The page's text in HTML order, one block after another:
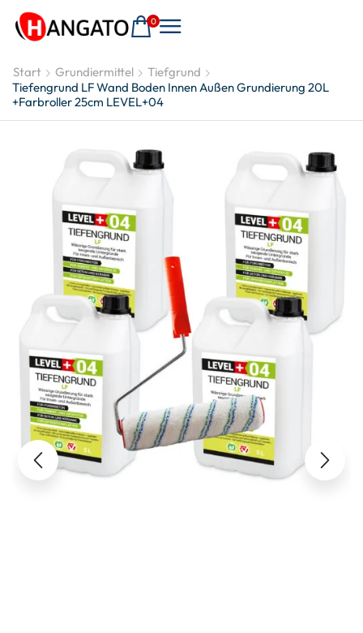
0
Start Grundiermittel
Tiefgrund
Tiefengrund LF Wand Boden Innen Außen Grundierung 20L
+Farbroller 25cm LEVEL+04